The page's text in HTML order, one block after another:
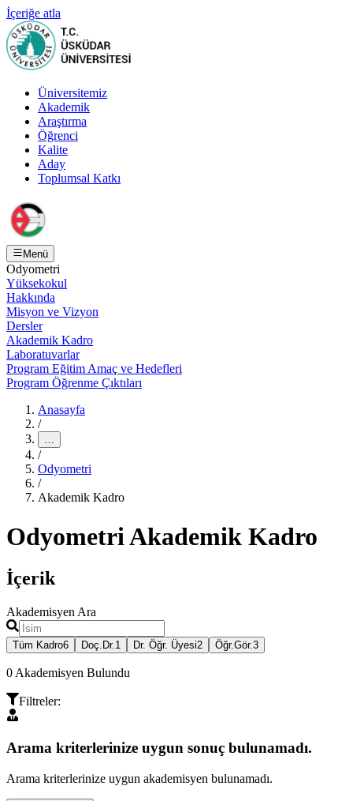
İçeriğe atla
Üniversitemiz
Akademik
Araştırma
Öğrenci
Kalite
Aday
Toplumsal Katkı
Menü
Odyometri
Yüksekokul
Hakkında
Misyon ve Vizyon
Dersler
Akademik Kadro
Laboratuvarlar
Program Eğitim Amaç ve Hedefleri
Program Öğrenme Çıktıları
Anasayfa
/
…
/
Odyometri
/
Akademik Kadro
Odyometri Akademik Kadro
İçerik
Akademisyen Ara
Tüm Kadro6 Doç.Dr.1 Dr. Öğr. Üyesi2 Öğr.Gör.3
0 Akademisyen Bulundu
Filtreler:
Arama kriterlerinize uygun sonuç bulunamadı.
Arama kriterlerinize uygun akademisyen bulunamadı.